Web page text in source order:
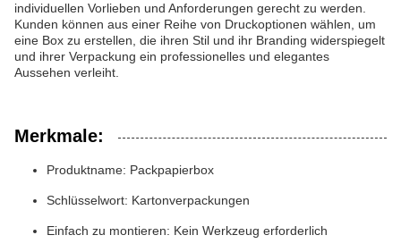
individuellen Vorlieben und Anforderungen gerecht zu werden.
Kunden können aus einer Reihe von Druckoptionen wählen, um
eine Box zu erstellen, die ihren Stil und ihr Branding widerspiegelt
und ihrer Verpackung ein professionelles und elegantes
Aussehen verleiht.
Merkmale:
Produktname: Packpapierbox
Schlüsselwort: Kartonverpackungen
Einfach zu montieren: Kein Werkzeug erforderlich